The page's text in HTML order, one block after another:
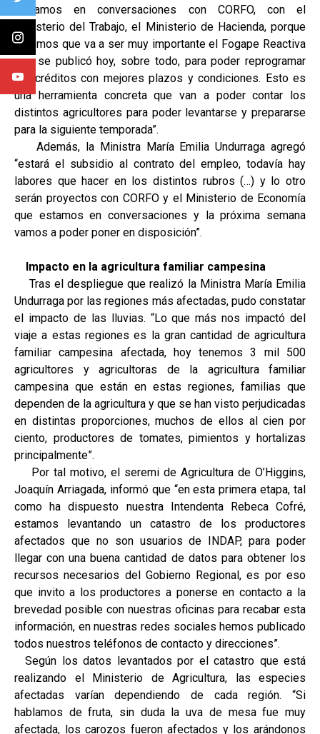
“estamos en conversaciones con CORFO, con el
Ministerio del Trabajo, el Ministerio de Hacienda, porque
creemos que va a ser muy importante el Fogape Reactiva
que se publicó hoy, sobre todo, para poder reprogramar
los créditos con mejores plazos y condiciones. Esto es
una herramienta concreta que van a poder contar los
distintos agricultores para poder levantarse y prepararse
para la siguiente temporada”.
Además, la Ministra María Emilia Undurraga agregó
“estará el subsidio al contrato del empleo, todavía hay
labores que hacer en los distintos rubros (…) y lo otro
serán proyectos con CORFO y el Ministerio de Economía
que estamos en conversaciones y la próxima semana
vamos a poder poner en disposición”.
Impacto en la agricultura familiar campesina
Tras el despliegue que realizó la Ministra María Emilia
Undurraga por las regiones más afectadas, pudo constatar
el impacto de las lluvias. “Lo que más nos impactó del
viaje a estas regiones es la gran cantidad de agricultura
familiar campesina afectada, hoy tenemos 3 mil 500
agricultores y agricultoras de la agricultura familiar
campesina que están en estas regiones, familias que
dependen de la agricultura y que se han visto perjudicadas
en distintas proporciones, muchos de ellos al cien por
ciento, productores de tomates, pimientos y hortalizas
principalmente”.
Por tal motivo, el seremi de Agricultura de O’Higgins,
Joaquín Arriagada, informó que “en esta primera etapa, tal
como ha dispuesto nuestra Intendenta Rebeca Cofré,
estamos levantando un catastro de los productores
afectados que no son usuarios de INDAP, para poder
llegar con una buena cantidad de datos para obtener los
recursos necesarios del Gobierno Regional, es por eso
que invito a los productores a ponerse en contacto a la
brevedad posible con nuestras oficinas para recabar esta
información, en nuestras redes sociales hemos publicado
todos nuestros teléfonos de contacto y direcciones”.
Según los datos levantados por el catastro que está
realizando el Ministerio de Agricultura, las especies
afectadas varían dependiendo de cada región. “Si
hablamos de fruta, sin duda la uva de mesa fue muy
afectada, los carozos fueron afectados y los arándonos